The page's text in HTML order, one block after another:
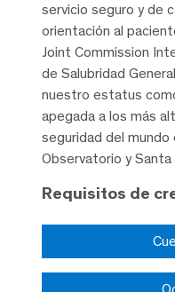
servicio seguro y de
orientación al
Joint Commission
de Salubridad
nuestro estatus
apegada a los más
seguridad del mundo
Observatorio y Santa
Requisitos de